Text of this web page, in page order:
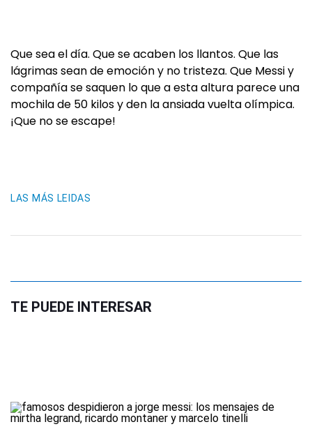
Que sea el día. Que se acaben los llantos. Que las
lágrimas sean de emoción y no tristeza. Que Messi y
compañía se saquen lo que a esta altura parece una
mochila de 50 kilos y den la ansiada vuelta olímpica.
¡Que no se escape!
LAS MÁS LEIDAS
TE PUEDE INTERESAR